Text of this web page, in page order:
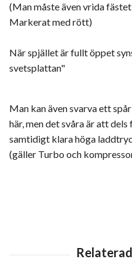
(Man måste även vrida
Markerat med rött)
När spjället är fullt öppet
svetsplattan"
Man kan även svarva ett
här, men det svåra är att
samtidigt klara höga
(gäller Turbo och